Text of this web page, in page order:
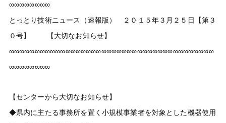
∞∞∞∞∞∞∞∞
とっとり技術ニュース（速報版） ２０１５年３月２５日【第３
０号】 【大切なお知らせ】
∞∞∞∞∞∞∞∞∞∞∞∞∞∞∞∞∞∞∞∞∞∞∞∞∞∞∞∞∞∞∞∞∞∞∞∞∞∞∞∞
∞∞∞∞∞∞∞∞
【センターから大切なお知らせ】
◆県内に主たる事務所を置く小規模事業者を対象とした機器使用